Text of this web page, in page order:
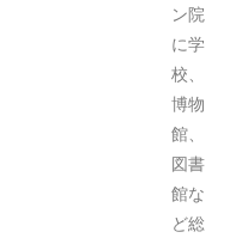
ン院
に学
校、
博物
館、
図書
館な
ど総